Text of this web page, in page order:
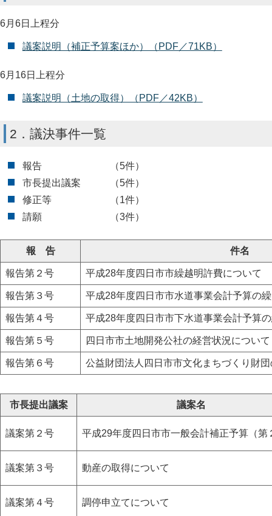
6月6日上程分
議案説明（補正予算案ほか）（PDF／71KB）
6月16日上程分
議案説明（土地の取得）（PDF／42KB）
2．議決事件一覧
報告 （5件）
市長提出議案 （5件）
修正等 （1件）
請願 （3件）
報 告 件名
報告第２号 平成28年度四日市市繰越明許費について
報告第３号 平成28年度四日市市水道事業会計予算の
報告第４号 平成28年度四日市市下水道事業会計予算
報告第５号 四日市市土地開発公社の経営状況について
報告第６号 公益財団法人四日市市文化まちづくり財
市長提出議案 議案名
議案第２号 平成29年度四日市市一般会計補正予算（第
議案第３号 動産の取得について
議案第４号 調停申立てについて